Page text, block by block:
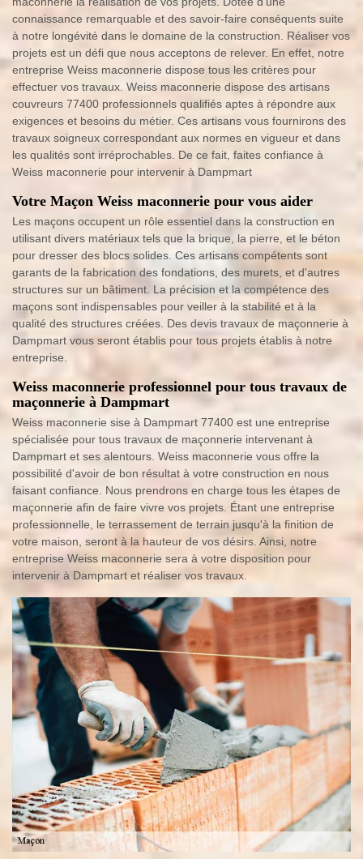
connaissance remarquable et des savoir-faire conséquents suite
à notre longévité dans le domaine de la construction. Réaliser vos
projets est un défi que nous acceptons de relever. En effet, notre
entreprise Weiss maconnerie dispose tous les critères pour
effectuer vos travaux. Weiss maconnerie dispose des artisans
couvreurs 77400 professionnels qualifiés aptes à répondre aux
exigences et besoins du métier. Ces artisans vous fournirons des
travaux soigneux correspondant aux normes en vigueur et dans
les qualités sont irréprochables. De ce fait, faites confiance à
Weiss maconnerie pour intervenir à Dampmart
Votre Maçon Weiss maconnerie pour vous aider
Les maçons occupent un rôle essentiel dans la construction en
utilisant divers matériaux tels que la brique, la pierre, et le béton
pour dresser des blocs solides. Ces artisans compétents sont
garants de la fabrication des fondations, des murets, et d'autres
structures sur un bâtiment. La précision et la compétence des
maçons sont indispensables pour veiller à la stabilité et à la
qualité des structures créées. Des devis travaux de maçonnerie à
Dampmart vous seront établis pour tous projets établis à notre
entreprise.
Weiss maconnerie professionnel pour tous travaux de
maçonnerie à Dampmart
Weiss maconnerie sise à Dampmart 77400 est une entreprise
spécialisée pour tous travaux de maçonnerie intervenant à
Dampmart et ses alentours. Weiss maconnerie vous offre la
possibilité d'avoir de bon résultat à votre construction en nous
faisant confiance. Nous prendrons en charge tous les étapes de
maçonnerie afin de faire vivre vos projets. Étant une entreprise
professionnelle, le terrassement de terrain jusqu'à la finition de
votre maison, seront à la hauteur de vos désirs. Ainsi, notre
entreprise Weiss maconnerie sera à votre disposition pour
intervenir à Dampmart et réaliser vos travaux.